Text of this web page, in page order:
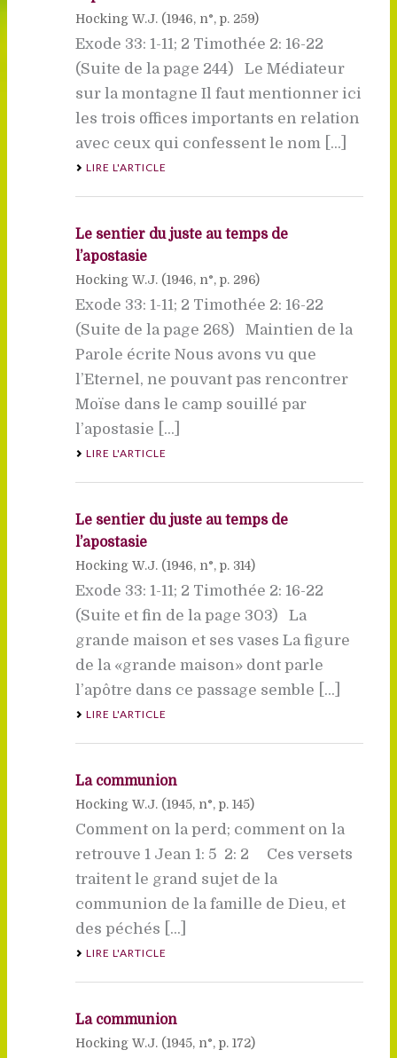
Hocking W.J. (1946, n°, p. 259)
Exode 33: 1-11; 2 Timothée 2: 16-22
(Suite de la page 244) Le Médiateur
sur la montagne Il faut mentionner ici
les trois offices importants en relation
avec ceux qui confessent le nom [...]
LIRE L'ARTICLE
Le sentier du juste au temps de
l’apostasie
Hocking W.J. (1946, n°, p. 296)
Exode 33: 1-11; 2 Timothée 2: 16-22
(Suite de la page 268) Maintien de la
Parole écrite Nous avons vu que
l’Eternel, ne pouvant pas rencontrer
Moïse dans le camp souillé par
l’apostasie [...]
LIRE L'ARTICLE
Le sentier du juste au temps de
l’apostasie
Hocking W.J. (1946, n°, p. 314)
Exode 33: 1-11; 2 Timothée 2: 16-22
(Suite et fin de la page 303) La
grande maison et ses vases La figure
de la «grande maison» dont parle
l’apôtre dans ce passage semble [...]
LIRE L'ARTICLE
La communion
Hocking W.J. (1945, n°, p. 145)
Comment on la perd; comment on la
retrouve 1 Jean 1: 5  2: 2 Ces versets
traitent le grand sujet de la
communion de la famille de Dieu, et
des péchés [...]
LIRE L'ARTICLE
La communion
Hocking W.J. (1945, n°, p. 172)